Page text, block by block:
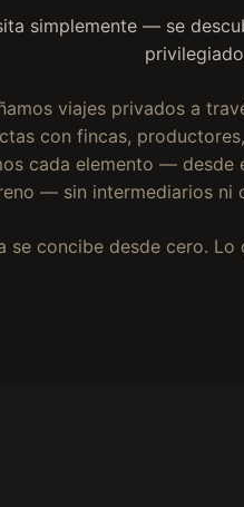
simplemente — se
viajes privados a
con fincas,
cada elemento — desde
— sin intermediarios ni
se concibe desde cero.